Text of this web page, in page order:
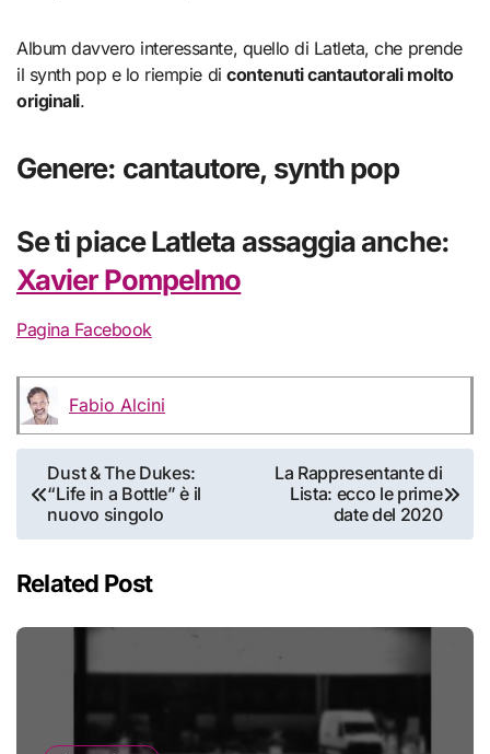
Album davvero interessante, quello di Latleta, che prende
il synth pop e lo riempie dicontenuti cantautorali molto
originali.
Genere: cantautore, synth pop
Se ti piace Latleta assaggia anche:
Xavier Pompelmo
Pagina Facebook
Fabio Alcini
Navigazione
articoli
Dust & The Dukes:
“Life in a Bottle” è il
nuovo singolo
La Rappresentante di
Lista: ecco le prime
date del 2020
Related Post